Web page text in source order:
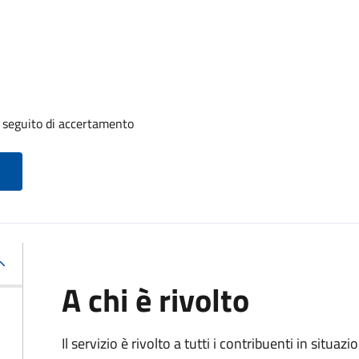
di accertamento
A chi è rivolto
Il servizio è rivolto a tutti i contribuenti in